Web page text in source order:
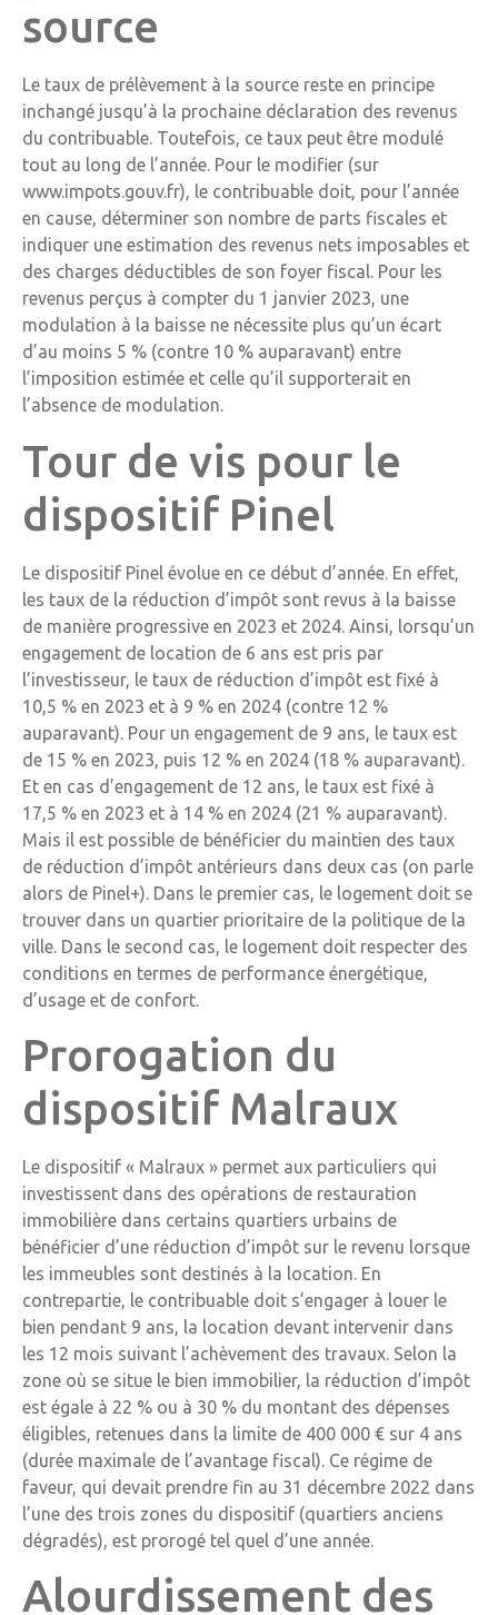
source
Le taux de prélèvement à la source reste en principe
inchangé jusqu’à la prochaine déclaration des revenus
du contribuable. Toutefois, ce taux peut être modulé
tout au long de l’année. Pour le modifier (sur
www.impots.gouv.fr), le contribuable doit, pour l’année
en cause, déterminer son nombre de parts fiscales et
indiquer une estimation des revenus nets imposables et
des charges déductibles de son foyer fiscal. Pour les
revenus perçus à compter du 1 janvier 2023, une
modulation à la baisse ne nécessite plus qu’un écart
d’au moins 5 % (contre 10 % auparavant) entre
l’imposition estimée et celle qu’il supporterait en
l’absence de modulation.
Tour de vis pour le
dispositif Pinel
Le dispositif Pinel évolue en ce début d’année. En effet,
les taux de la réduction d’impôt sont revus à la baisse
de manière progressive en 2023 et 2024. Ainsi, lorsqu’un
engagement de location de 6 ans est pris par
l’investisseur, le taux de réduction d’impôt est fixé à
10,5 % en 2023 et à 9 % en 2024 (contre 12 %
auparavant). Pour un engagement de 9 ans, le taux est
de 15 % en 2023, puis 12 % en 2024 (18 % auparavant).
Et en cas d’engagement de 12 ans, le taux est fixé à
17,5 % en 2023 et à 14 % en 2024 (21 % auparavant).
Mais il est possible de bénéficier du maintien des taux
de réduction d’impôt antérieurs dans deux cas (on parle
alors de Pinel+). Dans le premier cas, le logement doit se
trouver dans un quartier prioritaire de la politique de la
ville. Dans le second cas, le logement doit respecter des
conditions en termes de performance énergétique,
d’usage et de confort.
Prorogation du
dispositif Malraux
Le dispositif « Malraux » permet aux particuliers qui
investissent dans des opérations de restauration
immobilière dans certains quartiers urbains de
bénéficier d’une réduction d’impôt sur le revenu lorsque
les immeubles sont destinés à la location. En
contrepartie, le contribuable doit s’engager à louer le
bien pendant 9 ans, la location devant intervenir dans
les 12 mois suivant l’achèvement des travaux. Selon la
zone où se situe le bien immobilier, la réduction d’impôt
est égale à 22 % ou à 30 % du montant des dépenses
éligibles, retenues dans la limite de 400 000 € sur 4 ans
(durée maximale de l’avantage fiscal). Ce régime de
faveur, qui devait prendre fin au 31 décembre 2022 dans
l’une des trois zones du dispositif (quartiers anciens
dégradés), est prorogé tel quel d’une année.
Alourdissement des